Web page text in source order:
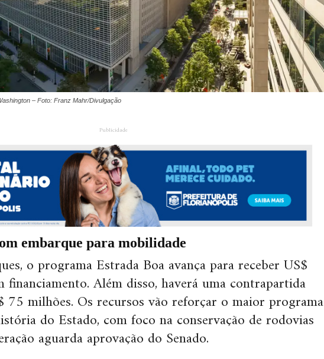
– Foto: Franz Mahr/Divulgação
Publicidade
embarque para mobilidade
o programa Estrada Boa avança para receber US$
financiamento. Além disso, haverá uma contrapartida
75 milhões. Os recursos vão reforçar o maior programa
do Estado, com foco na conservação de rodovias
aguarda aprovação do Senado.